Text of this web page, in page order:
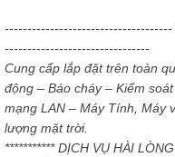
-------------------------------------
--------------------------------
Cung cấp lắp đặt trên toàn
động – Báo cháy – Kiểm
mạng LAN – Máy Tính, Máy
lượng mặt trời.
*********** DỊCH VỤ HÀI